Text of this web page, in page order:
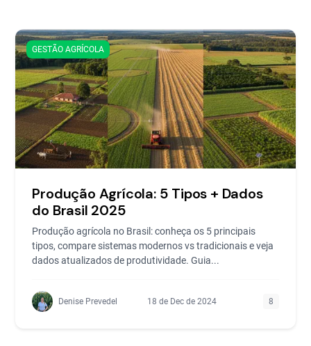
GESTÃO AGRÍCOLA
Produção Agrícola: 5 Tipos + Dados
do Brasil 2025
Produção agrícola no Brasil: conheça os 5 principais
tipos, compare sistemas modernos vs tradicionais e veja
dados atualizados de produtividade. Guia...
Denise Prevedel 18 de Dec de 2024 8